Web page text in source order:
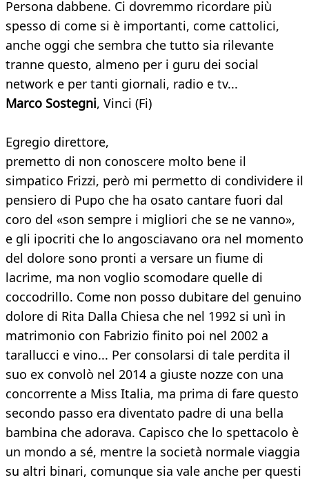
Persona dabbene. Ci dovremmo ricordare più
spesso di come si è importanti, come cattolici,
anche oggi che sembra che tutto sia rilevante
tranne questo, almeno per i guru dei social
network e per tanti giornali, radio e tv...
Marco Sostegni, Vinci (Fi)
Egregio direttore,
premetto di non conoscere molto bene il
simpatico Frizzi, però mi permetto di condividere il
pensiero di Pupo che ha osato cantare fuori dal
coro del «son sempre i migliori che se ne vanno»,
e gli ipocriti che lo angosciavano ora nel momento
del dolore sono pronti a versare un fiume di
lacrime, ma non voglio scomodare quelle di
coccodrillo. Come non posso dubitare del genuino
dolore di Rita Dalla Chiesa che nel 1992 si unì in
matrimonio con Fabrizio finito poi nel 2002 a
tarallucci e vino... Per consolarsi di tale perdita il
suo ex convolò nel 2014 a giuste nozze con una
concorrente a Miss Italia, ma prima di fare questo
secondo passo era diventato padre di una bella
bambina che adorava. Capisco che lo spettacolo è
un mondo a sé, mentre la società normale viaggia
su altri binari, comunque sia vale anche per questi